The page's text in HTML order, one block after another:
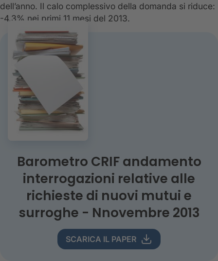
dell’anno. Il calo complessivo della domanda si riduce:
-4,3% nei primi 11 mesi del 2013.
Barometro CRIF andamento
interrogazioni relative alle
richieste di nuovi mutui e
surroghe - Nnovembre 2013
SCARICA IL PAPER